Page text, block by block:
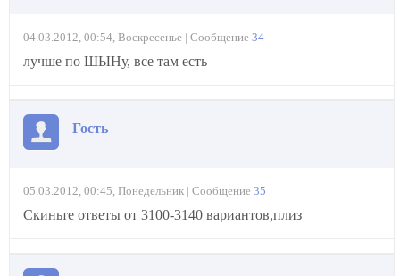
04.03.2012, 00:54, Воскресенье | Сообщение 34
лучше по ШЫНу, все там есть
Гость
05.03.2012, 00:45, Понедельник | Сообщение 35
Скиньте ответы от 3100-3140 вариантов,плиз